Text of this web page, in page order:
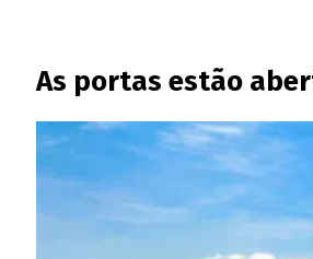
As portas estão